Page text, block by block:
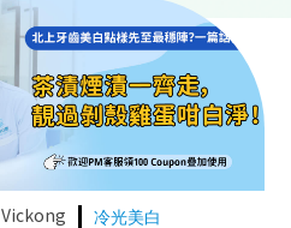
Vickong 冷光美白